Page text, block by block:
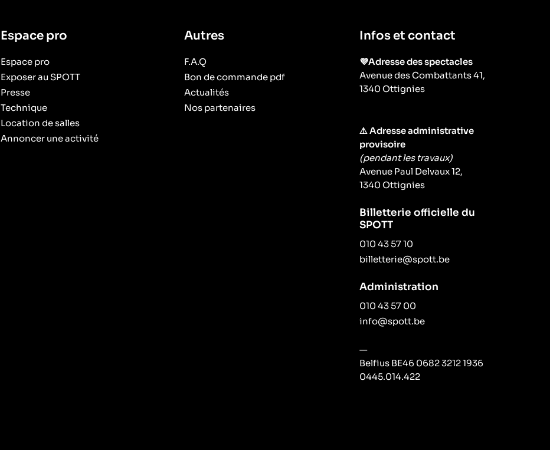
Espace pro
Espace pro
Exposer au SPOTT
Presse
Technique
Location de salles
Annoncer une activité
Autres
F.A.Q
Bon de commande pdf
Actualités
Nos partenaires
Infos et contact
💜Adresse des spectacles
Avenue des Combattants 41,
1340 Ottignies
⚠️ Adresse administrative
provisoire
(pendant les travaux)
Avenue Paul Delvaux 12,
1340 Ottignies
Billetterie officielle du
SPOTT
010 43 57 10
billetterie@spott.be
Administration
010 43 57 00
info@spott.be
—
Belfius BE46 0682 3212 1936
0445.014.422